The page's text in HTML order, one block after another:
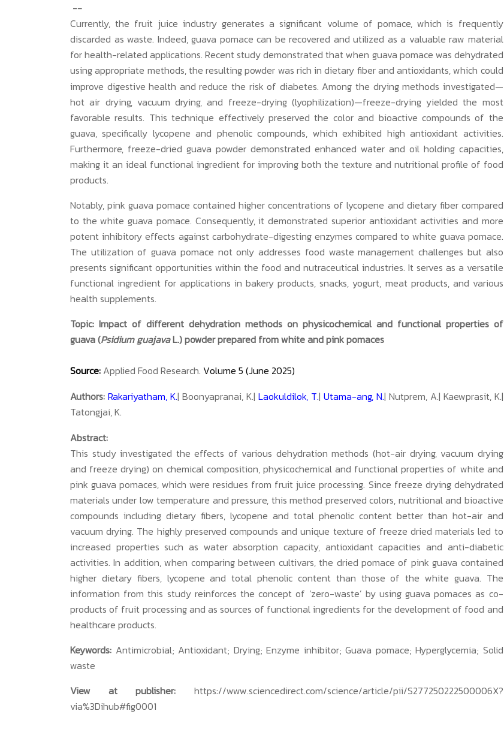
--
Currently, the fruit juice industry generates a significant volume of pomace, which is frequently
discarded as waste. Indeed, guava pomace can be recovered and utilized as a valuable raw material
for health-related applications. Recent study demonstrated that when guava pomace was dehydrated
using appropriate methods, the resulting powder was rich in dietary fiber and antioxidants, which could
improve digestive health and reduce the risk of diabetes. Among the drying methods investigated—
hot air drying, vacuum drying, and freeze-drying (lyophilization)—freeze-drying yielded the most
favorable results. This technique effectively preserved the color and bioactive compounds of the
guava, specifically lycopene and phenolic compounds, which exhibited high antioxidant activities.
Furthermore, freeze-dried guava powder demonstrated enhanced water and oil holding capacities,
making it an ideal functional ingredient for improving both the texture and nutritional profile of food
products.
Notably, pink guava pomace contained higher concentrations of lycopene and dietary fiber compared
to the white guava pomace. Consequently, it demonstrated superior antioxidant activities and more
potent inhibitory effects against carbohydrate-digesting enzymes compared to white guava pomace.
The utilization of guava pomace not only addresses food waste management challenges but also
presents significant opportunities within the food and nutraceutical industries. It serves as a versatile
functional ingredient for applications in bakery products, snacks, yogurt, meat products, and various
health supplements.
Topic: Impact of different dehydration methods on physicochemical and functional properties of
guava (Psidium guajavaL.) powder prepared from white and pink pomaces
Source: Applied Food Research. Volume 5 (June 2025)
Authors: Rakariyatham, K.| Boonyapranai, K.| Laokuldilok, T.| Utama-ang, N.| Nutprem, A.| Kaewprasit, K.|
Tatongjai, K.
Abstract:
This study investigated the effects of various dehydration methods (hot-air drying, vacuum drying
and freeze drying) on chemical composition, physicochemical and functional properties of white and
pink guava pomaces, which were residues from fruit juice processing. Since freeze drying dehydrated
materials under low temperature and pressure, this method preserved colors, nutritional and bioactive
compounds including dietary fibers, lycopene and total phenolic content better than hot-air and
vacuum drying. The highly preserved compounds and unique texture of freeze dried materials led to
increased properties such as water absorption capacity, antioxidant capacities and anti-diabetic
activities. In addition, when comparing between cultivars, the dried pomace of pink guava contained
higher dietary fibers, lycopene and total phenolic content than those of the white guava. The
information from this study reinforces the concept of ‘zero-waste’ by using guava pomaces as co-
products of fruit processing and as sources of functional ingredients for the development of food and
healthcare products.
Keywords: Antimicrobial; Antioxidant; Drying; Enzyme inhibitor; Guava pomace; Hyperglycemia; Solid
waste
View at publisher: https://www.sciencedirect.com/science/article/pii/S277250222500006X?
via%3Dihub#fig0001